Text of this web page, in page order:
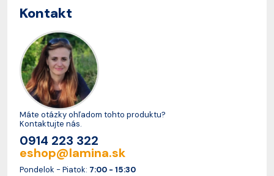
Kontakt
Máte otázky ohľadom tohto produktu?
Kontaktujte nás.
0914 223 322
eshop@lamina.sk
Pondelok - Piatok: 7:00 - 15:30